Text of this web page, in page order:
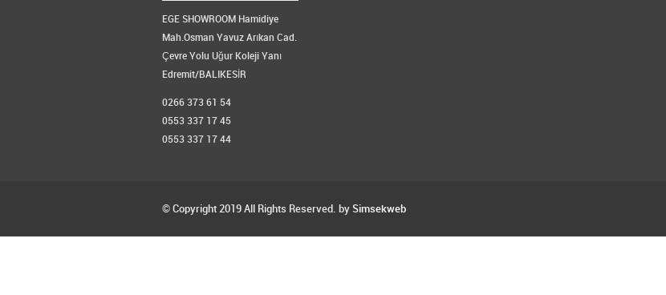
EGE SHOWROOM Hamidiye
Mah.Osman Yavuz Arıkan Cad.
Çevre Yolu Uğur Koleji Yanı
Edremit/BALIKESİR
0266 373 61 54
0553 337 17 45
0553 337 17 44
© Copyright 2019 All Rights Reserved. by Simsekweb